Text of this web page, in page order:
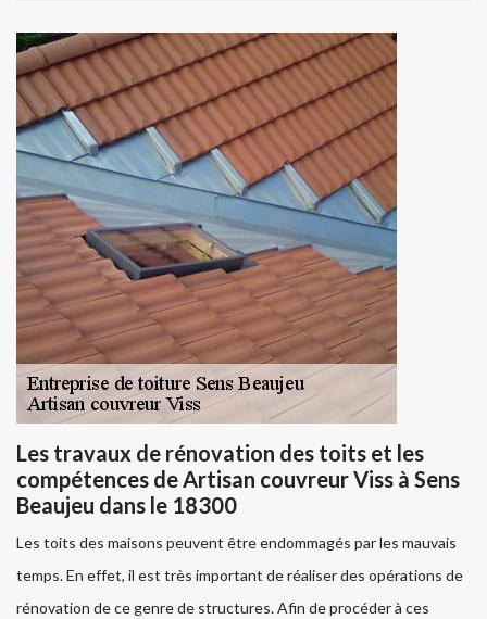
Les travaux de rénovation des toits et les
compétences de Artisan couvreur Viss à Sens
Beaujeu dans le 18300
Les toits des maisons peuvent être endommagés par les mauvais
temps. En effet, il est très important de réaliser des opérations de
rénovation de ce genre de structures. Afin de procéder à ces